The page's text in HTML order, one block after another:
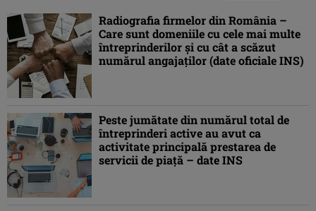
Radiografia firmelor din România –
Care sunt domeniile cu cele mai multe
întreprinderilor şi cu cât a scăzut
numărul angajaţilor (date oficiale INS)
Peste jumătate din numărul total de
întreprinderi active au avut ca
activitate principală prestarea de
servicii de piaţă – date INS